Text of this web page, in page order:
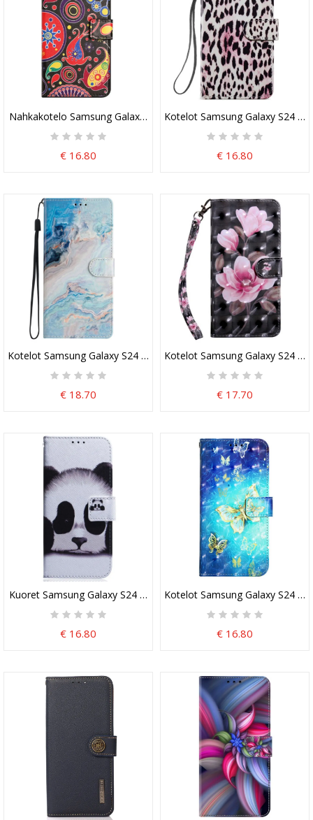
Nahkakotelo Samsung Galaxy S24 5g Galaxy Pattern
€ 16.80
Kotelot Samsung Galaxy S24
€ 16.80
Kotelot Samsung Galaxy S24 5g Sininen Marmori Laniressa
€ 18.70
Kotelot Samsung Galaxy S24
€ 17.70
Kuoret Samsung Galaxy S24 5g Panda
€ 16.80
Kotelot Samsung Galaxy S24
€ 16.80